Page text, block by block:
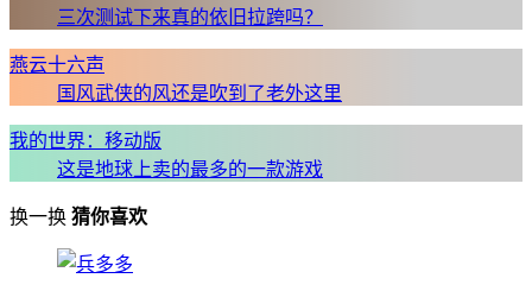
三次测试下来真的依旧拉跨吗？
燕云十六声
国风武侠的风还是吹到了老外这里
我的世界：移动版
这是地球上卖的最多的一款游戏
换一换 猜你喜欢